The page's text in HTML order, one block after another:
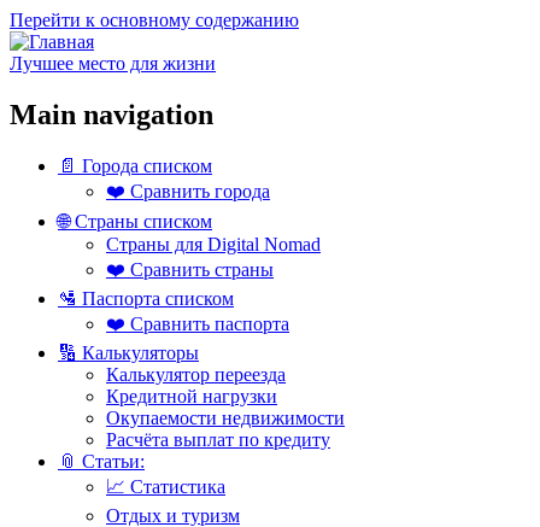
Перейти к основному содержанию
Лучшее место для жизни
Main navigation
📄 Города списком
❤️ Сравнить города
🌐 Страны списком
Страны для Digital Nomad
❤️ Сравнить страны
🛂 Паспорта списком
❤️ Сравнить паспорта
🔢 Калькуляторы
Калькулятор переезда
Кредитной нагрузки
Окупаемости недвижимости
Расчёта выплат по кредиту
📎 Статьи:
📈 Статистика
Отдых и туризм